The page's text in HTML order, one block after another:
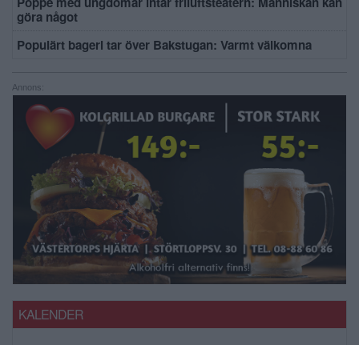
göra något
Populärt bageri tar över Bakstugan: Varmt välkomna
Annons:
KALENDER